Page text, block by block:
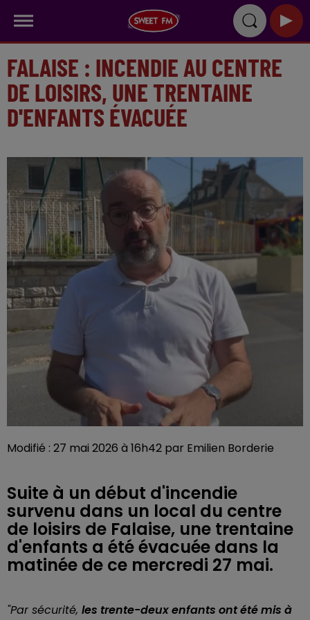
FALAISE : INCENDIE AU CENTRE
DE LOISIRS, UNE TRENTAINE
D'ENFANTS ÉVACUÉE
Modifié : 27 mai 2026 à 16h42 par Emilien Borderie
Suite à un début d'incendie
survenu dans un local du centre
de loisirs de Falaise, une trentaine
d'enfants a été évacuée dans la
matinée de ce mercredi 27 mai.
"Par sécurité, les trente-deux enfants ont été mis à